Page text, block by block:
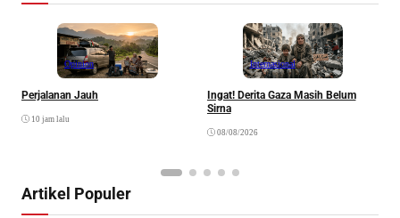
Opinion
Perjalanan Jauh
10 jam lalu
Internasional
Ingat! Derita Gaza Masih Belum
Sirna
08/08/2026
Artikel Populer